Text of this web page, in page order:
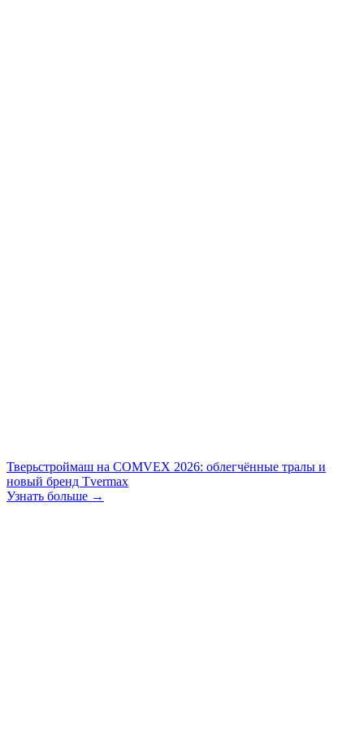
Тверьстроймаш на COMVEX 2026: облегчённые тралы и
новый бренд Tvermax
Узнать больше →